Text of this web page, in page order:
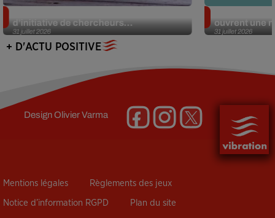
31 juillet 2026
d’initiative de chercheurs...
31 juillet 2026
ouvrent une
+ D'ACTU POSITIVE
DesignOlivier Varma
Mentions légales Règlements des jeux
Notice d’information RGPD Plan du site